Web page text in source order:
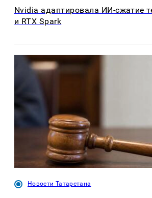
Nvidia адаптировала ИИ-сжатие
и RTX Spark
Новости Татарстана